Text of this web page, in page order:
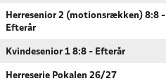
Herresenior 2 (motionsrækken) 8:8 -
Efterår
Kvindesenior 1 8:8 - Efterår
Herreserie Pokalen 26/27